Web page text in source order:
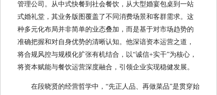
管理公司。从中式快餐到社会餐饮，从大型婚宴包桌到一站
式婚礼堂，其业务版图覆盖了不同消费场景和客群需求。这
种多元化布局并非简单的业态叠加，而是基于对市场趋势的
准确把握和对自身优势的清晰认知。他深谙资本运营之道，
将合规风控与规模化扩张有机结合，以“诚信+实干”为核心，
将资本赋能与餐饮运营深度融合，引领企业实现稳健发展。
在段晓贤的经营哲学中，“先正人品、再做菜品”是贯穿始